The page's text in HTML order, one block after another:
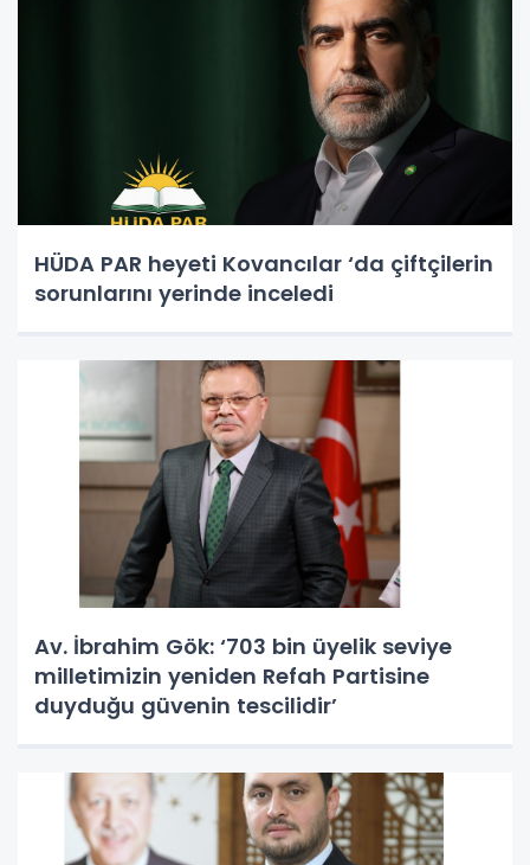
HÜDA PAR heyeti Kovancılar ‘da çiftçilerin
sorunlarını yerinde inceledi
Av. İbrahim Gök: ‘703 bin üyelik seviye
milletimizin yeniden Refah Partisine
duyduğu güvenin tescilidir’